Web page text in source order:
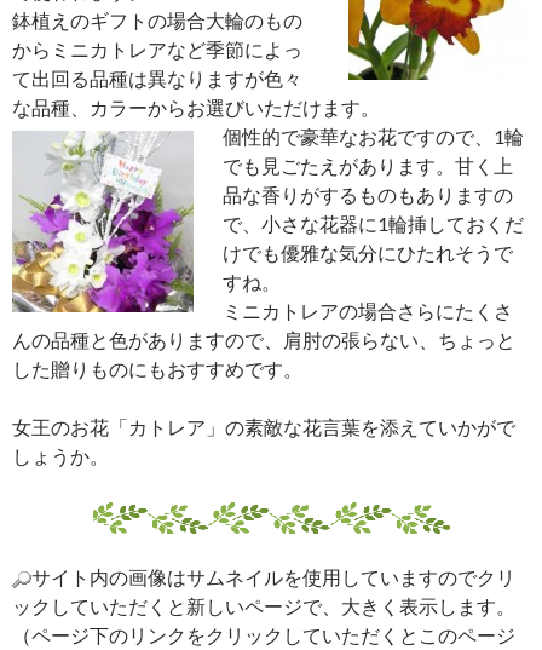
MaryPoppins ）へリンクしています。
カトレアを使ったアレンジメントと、カトレア色々
雪柳とカトレア/カトレアの陶器花器ギフトアレンジメン
/ カトレアとバラのアレンジメント